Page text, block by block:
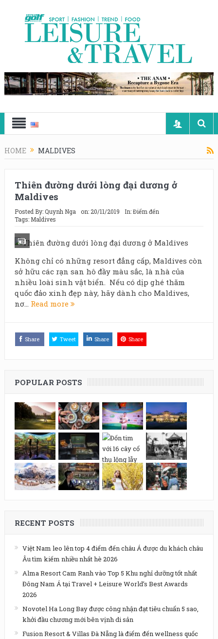
HOME MALDIVES
Thiên đường dưới lòng đại dương ở
Maldives
Posted By:Quynh Nga on: 20/11/2019 In:Điểm đến
Tags: Maldives
Không chỉ có những resort đẳng cấp, Maldives còn
sở hữu các rạn san hô đầy màu sắc, là nhà của
nhiều loài sinh vật biển. Nếu có dịp ghé thăm
quốc đảo xinh đẹp này, hãy dành cho Maldives,
nơ... Read more
Share Tweet Share Share
POPULAR POSTS
RECENT POSTS
Việt Nam leo lên top 4 điểm đến châu Á được du khách châu
Âu tìm kiếm nhiều nhất hè 2026
Alma Resort Cam Ranh vào Top 5 Khu nghỉ dưỡng tốt nhất
Đông Nam Á tại Travel + Leisure World’s Best Awards
2026
Novotel Ha Long Bay được công nhận đạt tiêu chuẩn 5 sao,
khởi đầu chương mới bên vịnh di sản
Fusion Resort & Villas Đà Nẵng là điểm đến wellness quốc